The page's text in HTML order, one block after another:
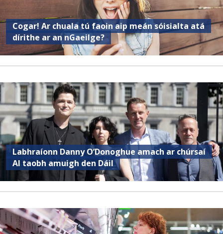
Cogar! Ar chuala tú faoin aip meán sóisialta atá
dírithe ar an nGaeilge?
Labhraíonn Danny O’Donoghue amach ar chúrsaí
AI taobh amuigh den Dáil